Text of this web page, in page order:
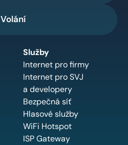
Volání
Služby
Internet pro firmy
Internet pro SVJ
a developery
Bezpečná síť
Hlasové služby
WiFi Hotspot
ISP Gateway